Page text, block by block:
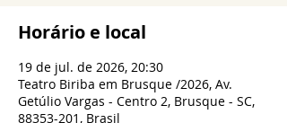
Horário e local
19 de jul. de 2026, 20:30
Teatro Biriba em Brusque /2026, Av.
Getúlio Vargas - Centro 2, Brusque - SC,
88353-201, Brasil